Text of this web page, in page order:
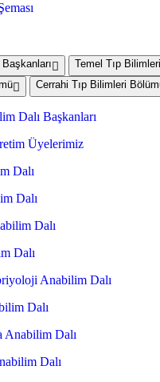
Temel Tıp
Cerrahi Tıp Bilimleri
Dalı Başkanları
Üyelerimiz
Dalı
Dalı
Dalı
Dalı
Anabilim Dalı
Dalı
Anabilim Dalı
Dalı